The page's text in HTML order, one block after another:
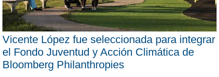
Vicente López fue seleccionada para integrar
el Fondo Juventud y Acción Climática de
Bloomberg Philanthropies